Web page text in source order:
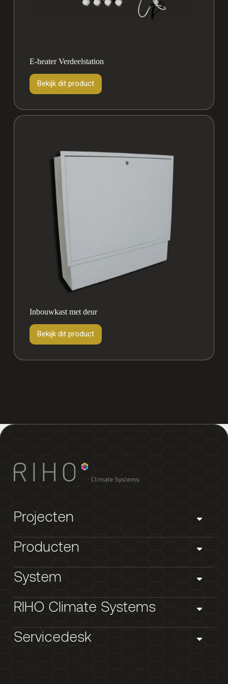
E-heater Verdeelstation
Bekijk dit product
Bekijk
dit
Inbouwkast met deur
Bekijk dit product
Bekijk
dit
Projecten
Producten
System
RIHO Climate Systems
Servicedesk